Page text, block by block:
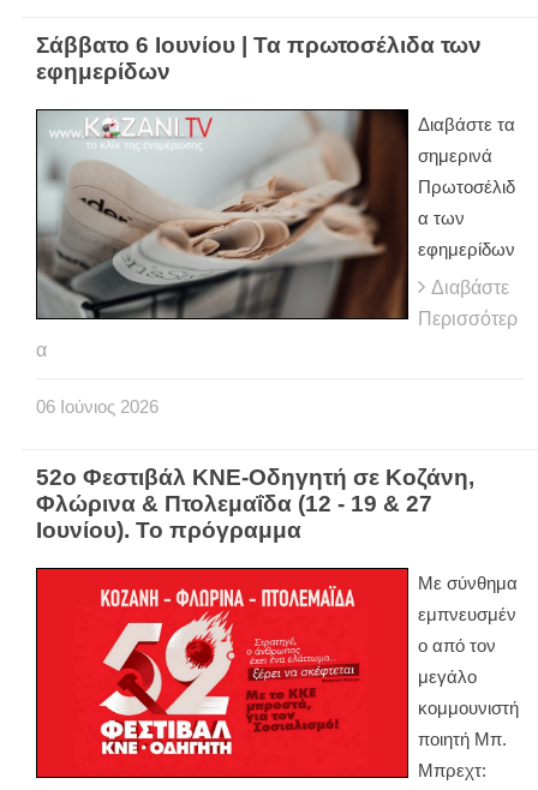
Σάββατο 6 Ιουνίου | Τα πρωτοσέλιδα των
εφημερίδων
Διαβάστε τα
σημερινά
Πρωτοσέλιδ
α των
εφημερίδων
Διαβάστε
Περισσότερ
α
06 Ιούνιος 2026
52ο Φεστιβάλ ΚΝΕ-Οδηγητή σε Κοζάνη,
Φλώρινα & Πτολεμαΐδα (12 - 19 & 27
Ιουνίου). Το πρόγραμμα
Με σύνθημα
εμπνευσμέν
ο από τον
μεγάλο
κομμουνιστή
ποιητή Μπ.
Μπρεχτ: